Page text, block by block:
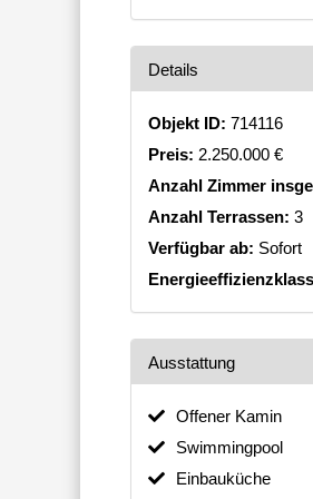
Details
Objekt ID: 714116
Preis: 2.250.000 €
Anzahl Zimmer
Anzahl Terrassen: 3
Verfügbar ab: Sofort
Ausstattung
Offener Kamin
Swimmingpool
Einbauküche